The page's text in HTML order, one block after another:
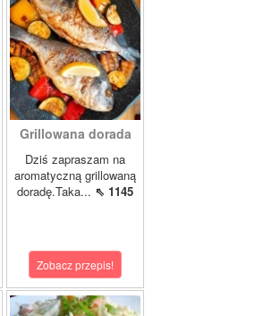
Grillowana dorada
Dziś zapraszam na
aromatyczną grillowaną
doradę.Taka... ⇖ 1145
Zobacz przepis!